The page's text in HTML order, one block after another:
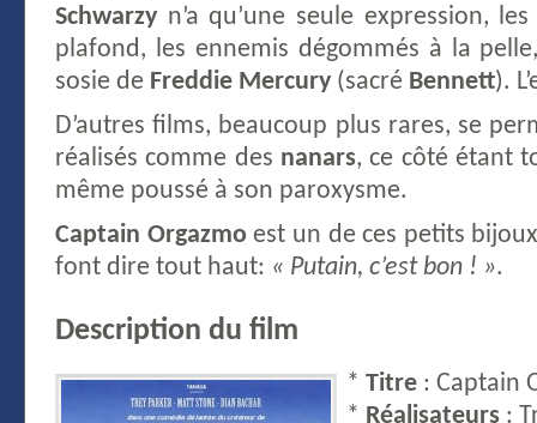
Schwarzy n’a qu’une seule expression,
plafond, les ennemis dégommés à la
sosie de Freddie Mercury (sacré Bennett).
D’autres films, beaucoup plus rares, se
réalisés comme des nanars, ce côté étant
même poussé à son paroxysme.
Captain Orgazmo est un de ces petits
font dire tout haut: « Putain, c’est bon ! ».
Description du film
* Titre : Captain
* Réalisateurs :